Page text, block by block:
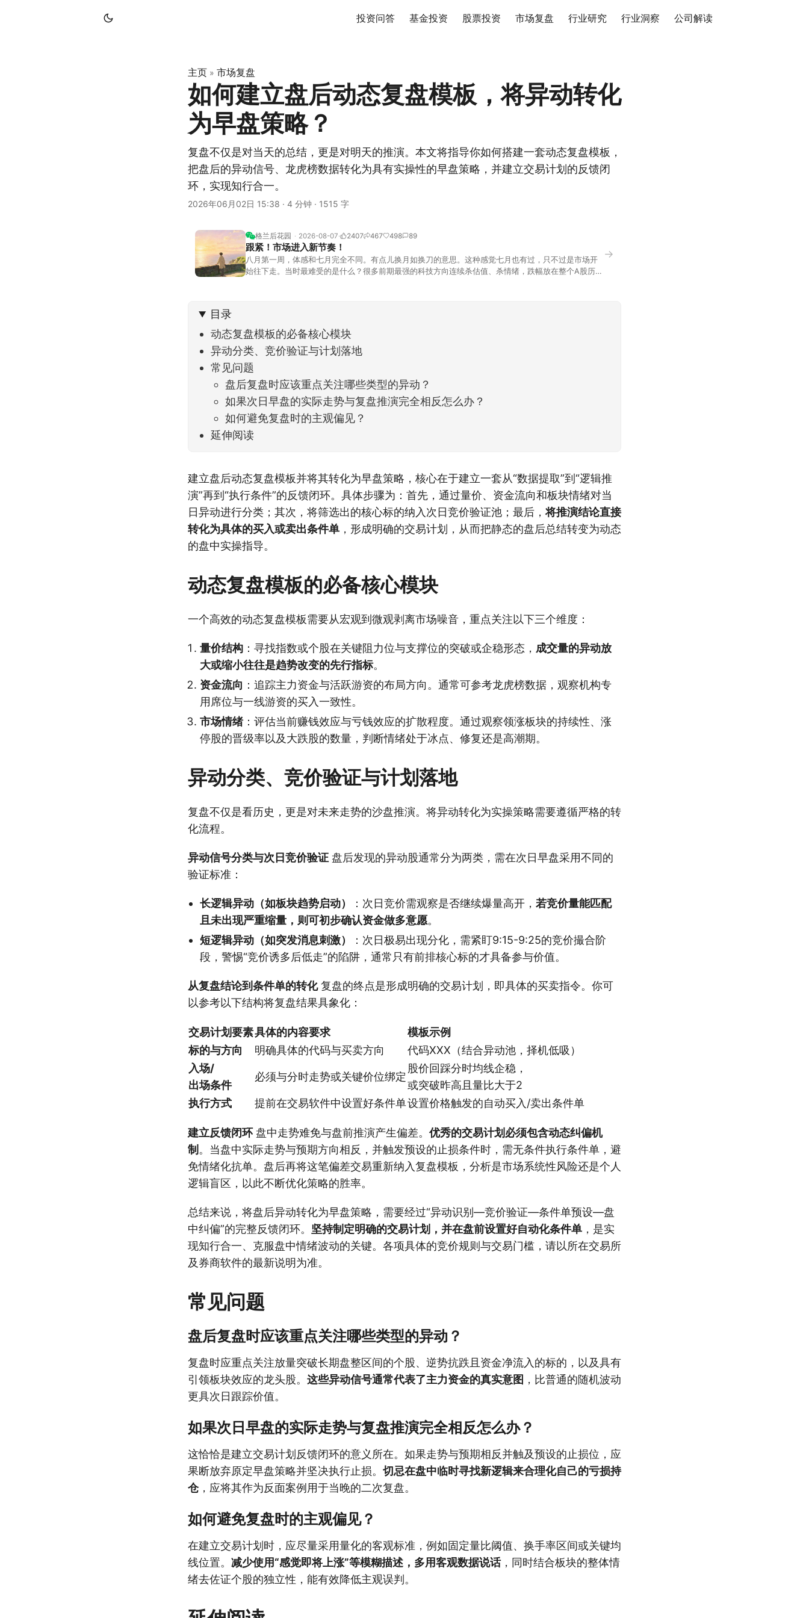
投资问答 基金投资 股票投资 市场复盘 行业研究 行业洞察 公司解读
主页 » 市场复盘
如何建立盘后动态复盘模板，将异动转化
为早盘策略？
复盘不仅是对当天的总结，更是对明天的推演。本文将指导你如何搭建一套动态复盘模板，
把盘后的异动信号、龙虎榜数据转化为具有实操性的早盘策略，并建立交易计划的反馈闭
环，实现知行合一。
2026年06月02日 15:38 · 4 分钟 · 1515 字
格兰后花园 2026-08-07 2407 467 498 89
跟紧！市场进入新节奏！
八月第一周，体感和七月完全不同。有点儿换月如换刀的意思。这种感觉七月也有过，只不过是市场开
始往下走。当时最难受的是什么？很多前期最强的科技方向连续杀估值、杀情绪，跌幅放在整个A股历史
→
目录
动态复盘模板的必备核心模块
异动分类、竞价验证与计划落地
常见问题
盘后复盘时应该重点关注哪些类型的异动？
如果次日早盘的实际走势与复盘推演完全相反怎么办？
如何避免复盘时的主观偏见？
延伸阅读
建立盘后动态复盘模板并将其转化为早盘策略，核心在于建立一套从“数据提取”到“逻辑推
演”再到“执行条件”的反馈闭环。具体步骤为：首先，通过量价、资金流向和板块情绪对当
日异动进行分类；其次，将筛选出的核心标的纳入次日竞价验证池；最后， 将推演结论直接
转化为具体的买入或卖出条件单 ，形成明确的交易计划，从而把静态的盘后总结转变为动态
的盘中实操指导。
动态复盘模板的必备核心模块
一个高效的动态复盘模板需要从宏观到微观剥离市场噪音，重点关注以下三个维度：
量价结构 ：寻找指数或个股在关键阻力位与支撑位的突破或企稳形态， 成交量的异动放
大或缩小往往是趋势改变的先行指标。
资金流向 ：追踪主力资金与活跃游资的布局方向。通常可参考龙虎榜数据，观察机构专
用席位与一线游资的买入一致性。
市场情绪：评估当前赚钱效应与亏钱效应的扩散程度。通过观察领涨板块的持续性、涨
停股的晋级率以及大跌股的数量，判断情绪处于冰点、修复还是高潮期。
异动分类、竞价验证与计划落地
复盘不仅是看历史，更是对未来走势的沙盘推演。将异动转化为实操策略需要遵循严格的转
化流程。
异动信号分类与次日竞价验证 盘后发现的异动股通常分为两类，需在次日早盘采用不同的
验证标准：
长逻辑异动（如板块趋势启动） ：次日竞价需观察是否继续爆量高开， 若竞价量能匹配
且未出现严重缩量，则可初步确认资金做多意愿。
短逻辑异动（如突发消息刺激）
：次日极易出现分化，需紧盯9:15-9:25的竞价撮合阶
段，警惕“竞价诱多后低走”的陷阱，通常只有前排核心标的才具备参与价值。
从复盘结论到条件单的转化复盘的终点是形成明确的交易计划，即具体的买卖指令。你可
以参考以下结构将复盘结果具象化：
交易计划要素具体的内容要求
模板示例
标的与方向
明确具体的代码与买卖方向
代码XXX（结合异动池，择机低吸）
入场/
出场条件
必须与分时走势或关键价位绑定
股价回踩分时均线企稳，
或突破昨高且量比大于2
执行方式
提前在交易软件中设置好条件单设置价格触发的自动买入/卖出条件单
建立反馈闭环盘中走势难免与盘前推演产生偏差。 优秀的交易计划必须包含动态纠偏机
制 。当盘中实际走势与预期方向相反，并触发预设的止损条件时，需无条件执行条件单，避
免情绪化抗单。盘后再将这笔偏差交易重新纳入复盘模板，分析是市场系统性风险还是个人
逻辑盲区，以此不断优化策略的胜率。
总结来说，将盘后异动转化为早盘策略，需要经过“异动识别—竞价验证—条件单预设—盘
中纠偏”的完整反馈闭环。 坚持制定明确的交易计划，并在盘前设置好自动化条件单 ，是实
现知行合一、克服盘中情绪波动的关键。各项具体的竞价规则与交易门槛，请以所在交易所
及券商软件的最新说明为准。
常见问题
盘后复盘时应该重点关注哪些类型的异动？
复盘时应重点关注放量突破长期盘整区间的个股、逆势抗跌且资金净流入的标的，以及具有
引领板块效应的龙头股。 这些异动信号通常代表了主力资金的真实意图 ，比普通的随机波动
更具次日跟踪价值。
如果次日早盘的实际走势与复盘推演完全相反怎么办？
这恰恰是建立交易计划反馈闭环的意义所在。如果走势与预期相反并触及预设的止损位，应
果断放弃原定早盘策略并坚决执行止损。 切忌在盘中临时寻找新逻辑来合理化自己的亏损持
仓，应将其作为反面案例用于当晚的二次复盘。
如何避免复盘时的主观偏见？
在建立交易计划时，应尽量采用量化的客观标准，例如固定量比阈值、换手率区间或关键均
线位置。 减少使用“感觉即将上涨”等模糊描述，多用客观数据说话，同时结合板块的整体情
绪去佐证个股的独立性，能有效降低主观误判。